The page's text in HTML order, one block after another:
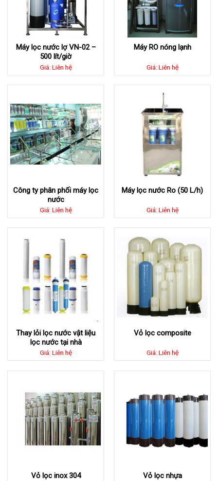
Máy lọc nước lợ VN-02 –
500 lít/giờ
Giá: Liên hệ
Máy RO nóng lạnh
Giá: Liên hệ
Công ty phân phối máy lọc
nước
Giá: Liên hệ
Máy lọc nước Ro (50 L/h)
Giá: Liên hệ
Thay lỏi lọc nước vật liệu
lọc nước tại nhà
Giá: Liên hệ
Vỏ lọc composite
Giá: Liên hệ
Vỏ lọc inox 304 Vỏ lọc nhựa